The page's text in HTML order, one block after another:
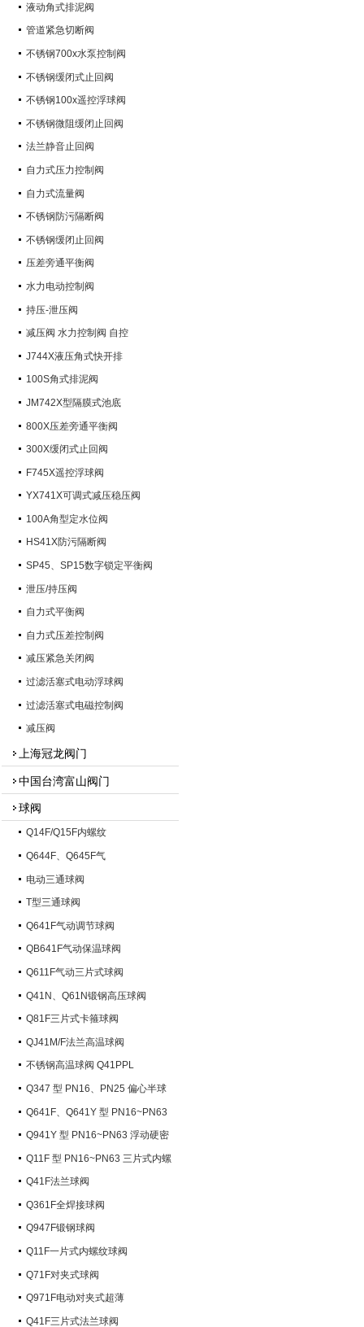
液动角式排泥阀
管道紧急切断阀
不锈钢700x水泵控制阀
不锈钢缓闭式止回阀
不锈钢100x遥控浮球阀
不锈钢微阻缓闭止回阀
法兰静音止回阀
自力式压力控制阀
自力式流量阀
不锈钢防污隔断阀
不锈钢缓闭止回阀
压差旁通平衡阀
水力电动控制阀
持压-泄压阀
减压阀 水力控制阀 自控
J744X液压角式快开排
100S角式排泥阀
JM742X型隔膜式池底
800X压差旁通平衡阀
300X缓闭式止回阀
F745X遥控浮球阀
YX741X可调式减压稳压阀
100A角型定水位阀
HS41X防污隔断阀
SP45、SP15数字锁定平衡阀
泄压/持压阀
自力式平衡阀
自力式压差控制阀
减压紧急关闭阀
过滤活塞式电动浮球阀
过滤活塞式电磁控制阀
减压阀
上海冠龙阀门
中国台湾富山阀门
球阀
Q14F/Q15F内螺纹
Q644F、Q645F气
电动三通球阀
T型三通球阀
Q641F气动调节球阀
QB641F气动保温球阀
Q611F气动三片式球阀
Q41N、Q61N锻钢高压球阀
Q81F三片式卡箍球阀
QJ41M/F法兰高温球阀
不锈钢高温球阀 Q41PPL
Q347 型 PN16、PN25 偏心半球
阀Q641F、Q641Y 型 PN16~PN63
气动球阀
Q941Y 型 PN16~PN63 浮动硬密
封电动球阀
Q11F 型 PN16~PN63 三片式内螺
纹球阀
Q41F法兰球阀
Q361F全焊接球阀
Q947F锻钢球阀
Q11F一片式内螺纹球阀
Q71F对夹式球阀
Q971F电动对夹式超薄
Q41F三片式法兰球阀